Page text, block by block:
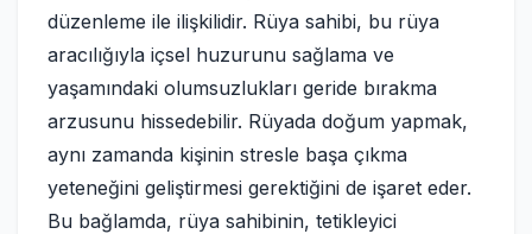
düzenleme ile ilişkilidir. Rüya sahibi, bu rüya
aracılığıyla içsel huzurunu sağlama ve
yaşamındaki olumsuzlukları geride bırakma
arzusunu hissedebilir. Rüyada doğum yapmak,
aynı zamanda kişinin stresle başa çıkma
yeteneğini geliştirmesi gerektiğini de işaret eder.
Bu bağlamda, rüya sahibinin, tetikleyici